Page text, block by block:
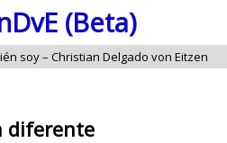
(Beta)
soy – Christian Delgado von Eitzen
diferente